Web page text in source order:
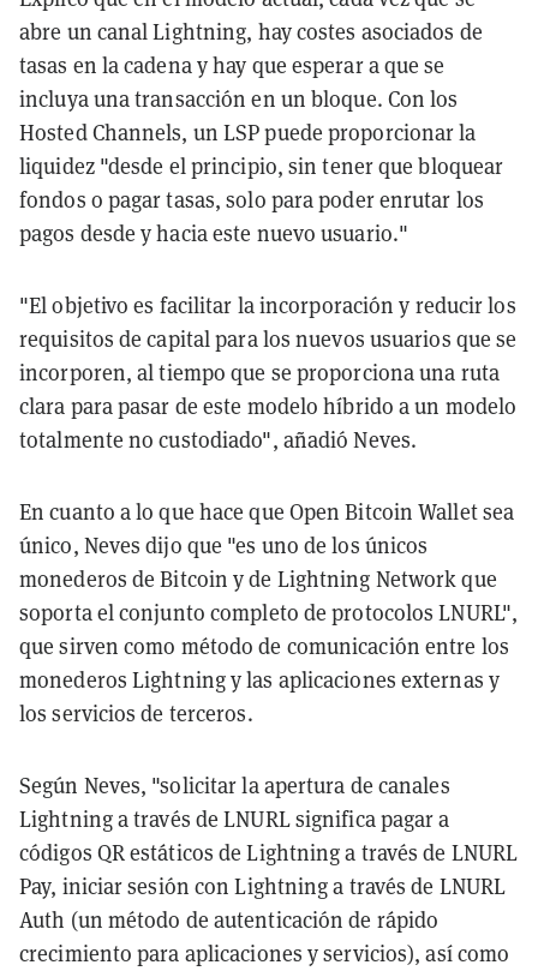
abre un canal Lightning, hay costes asociados de
tasas en la cadena y hay que esperar a que se
incluya una transacción en un bloque. Con los
Hosted Channels, un LSP puede proporcionar la
liquidez "desde el principio, sin tener que bloquear
fondos o pagar tasas, solo para poder enrutar los
pagos desde y hacia este nuevo usuario."
"El objetivo es facilitar la incorporación y reducir los
requisitos de capital para los nuevos usuarios que se
incorporen, al tiempo que se proporciona una ruta
clara para pasar de este modelo híbrido a un modelo
totalmente no custodiado", añadió Neves.
En cuanto a lo que hace que Open Bitcoin Wallet sea
único, Neves dijo que "es uno de los únicos
monederos de Bitcoin y de Lightning Network que
soporta el conjunto completo de protocolos LNURL",
que sirven como método de comunicación entre los
monederos Lightning y las aplicaciones externas y
los servicios de terceros.
Según Neves, "solicitar la apertura de canales
Lightning a través de LNURL significa pagar a
códigos QR estáticos de Lightning a través de LNURL
Pay, iniciar sesión con Lightning a través de LNURL
Auth (un método de autenticación de rápido
crecimiento para aplicaciones y servicios), así como